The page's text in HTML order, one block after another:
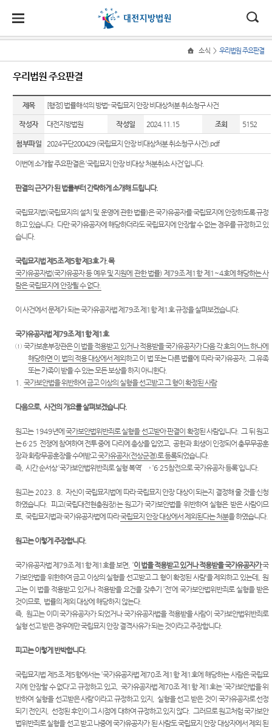
법원
소개
법원장
인사말
연혁
조직 및
호
재판개
정 및
법정안
관할구
역
원
등기과/
소
청사안
내
찾아오
지원
소개
홍성지
원
공주지
원
서산지
원
원
소식
새소식
우리법
원 주요
판결
포토뉴
홍보관
법원게
E-mail
Club
민원
사회적
약자 통
합적 사
법
지원 -
사법접
민원안
법률상
담안내
자주묻
는질문
관안내
생활속
의 계약
서
재판기
록열람
약
정보
사건검
색
자료실
판결서
사본 제
판결서
인터넷
열람
각급법
원안내
소통
법원에
바란다
부조리
신고센
학
정보공
개
방청 신
청
소식 > 우리법원 주요판결
우리법원 주요판결
제목 [행정] 법률해석의 방법- 국립묘지 안장 비대상처분 취소청구 사건
작성자 대전지방법원 작성일 2024.11.15 조회 5152
첨부파일 2024구단200429 (국립묘지 안장 비대상처분 취소청구 사건).pdf
이번에 소개할 주요판결은‘국립묘지 안장 비대상 처분취소 사건’입니다.
판결의 근거가 된 법률부터 간략하게 소개해 드립니다.
국립묘지법(국립묘지의 설치 및 운영에 관한 법률)은 국가유공자를 국립묘지에 안장하도록 규정
하고 있습니다. 다만 국가유공자에 해당하더라도 국립묘지에 안장할 수 없는 경우를 규정하고 있
습니다.
국립묘지법 제 5조 제 5항 제 3호 가.목
국가유공자법(국가유공자 등 예우 및 지원에 관한 법률)제 79조 제 1항 제 1~4호에 해당하는 사
람은 국립묘지에 안장될 수 없다.
이 사건에서 문제가 되는 국가유공자법 제 79조 제 1항 제 1호 규정을 살펴보겠습니다.
국가유공자법 제 79조 제 1항 제 1호
①국가보훈부장관은이 법을 적용받고 있거나 적용받을 국가유공자가 다음 각 호의 어느 하나에
해당하면 이 법의 적용 대상에서 제외하고 이 법 또는 다른 법률에 따라 국가유공자, 그 유족
또는 가족이 받을 수 있는 모든 보상을 하지 아니한다.
1.국가보안법을 위반하여 금고 이상의 실형을 선고받고 그 형이 확정된 사람
다음으로,사건의 개요를 살펴보겠습니다.
원고는 1949년에국가보안법위반죄로 실형을 선고받아 판결이 확정된 사람입니다.그 뒤 원고
는6·25 전쟁에 참여하여 전투 중에 다리에 총상을 입었고,공헌과 희생이 인정되어 충무무공훈
장과 화랑무공훈장을 수여받고국가유공자(전상군경)로 등록되었습니다.
즉, 시간 순서상‘국가보안법위반죄로 실형 복역’ →‘6·25참전으로 국가유공자 등록’입니다.
원고는 2023. 8. 자신이 국립묘지법에 따라 국립묘지 안장 대상이 되는지 결정해 줄 것을 신청
하였습니다. 피고(국립대전현충원장)는 원고가 국가보안법을 위반하여 실형은 받은 사람이므
로,국립묘지법과 국가유공자법에 따라국립묘지 안장 대상에서 제외된다는 처분을 하였습니다.
원고는 이렇게 주장합니다.
국가유공자법 제 79조 제 1항 제 1호를 보면 , ’이 법을 적용받고 있거나 적용받을 국가유공자가국
가보안법을 위한하여 금고 이상의 실형을 선고받고 그 형이 확정된 사람‘을 제외하고 있는데 ,원
고는 이 법을 적용받고 있거나 적용받을 요건을 갖추기’전‘에 국가보안법위반죄로 실형을 받은
것이므로, 법률의 제외 대상에 해당하지 않는다.
즉, 원고는 이미 국가유공자가 되었거나 국가유공자법을 적용받을 사람이 국가보안법위반죄로
실형 선고 받은 경우에만 국립묘지 안장 결격사유가 되는 것이라고 주장합니다.
피고는 이렇게 반박합니다.
국립묘지법 제 5조 제 5항에서는’국가유공자법 제 70조 제 1항 제 1호에 해당하는 사람은 국립묘
지에 안장할 수 없다‘고 규정하고 있고, 국가유공자법 제 70조 제 1항 제 1호는’국가보안법을 위
반하여 실형을 선고받은 사람‘이라고 규정하고 있지
실형을 선고 받은 것이 국가유공자로 선정
되기 전인지
선정된 후인이 그 시점에 대하여 규정하고 있지 않다. 그러므로 원고처럼 국가보안
법위반죄로 실형을 선고 받고 나중에 국가유공자가 된 사람도 국립묘지 안장 대상자에서 제외 된
원
소
개
식
민
원
정
보
통